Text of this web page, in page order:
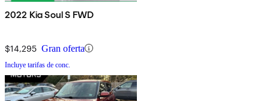
2022 Kia Soul S FWD
$14,295 Gran oferta
Incluye tarifas de conc.